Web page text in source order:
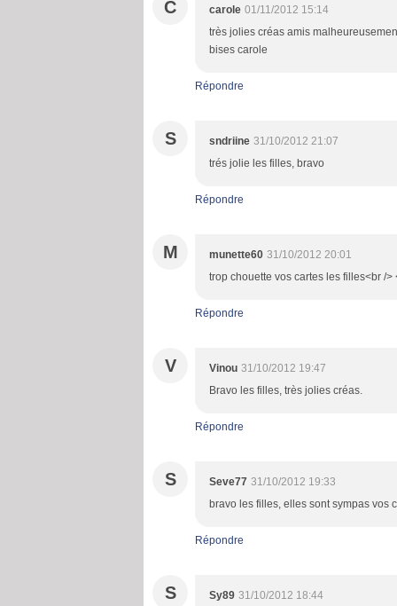
C carole 01/11/2012 15:14
très jolies créas amis
bises carole
Répondre
S sndriine 31/10/2012 21:07
trés jolie les filles, bravo
Répondre
M munette60 31/10/2012 20:01
trop chouette vos cartes les filles<br />
Répondre
V Vinou 31/10/2012 19:47
Bravo les filles, très jolies créas.
Répondre
S Seve77 31/10/2012 19:33
bravo les filles, elles sont sympas vos
Répondre
S Sy89 31/10/2012 18:44